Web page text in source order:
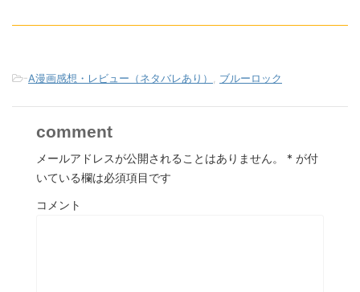
-A漫画感想・レビュー（ネタバレあり） ブルーロック
comment
メールアドレスが公開されることはありません。 * が付
いている欄は必須項目です
コメント